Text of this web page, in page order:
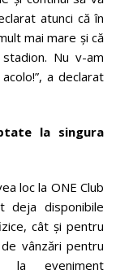
atunci că în
mai mare și că
Nu v-am
a declarat
la singura
loc la ONE Club
deja disponibile
cât și pentru
vânzări pentru
la eveniment